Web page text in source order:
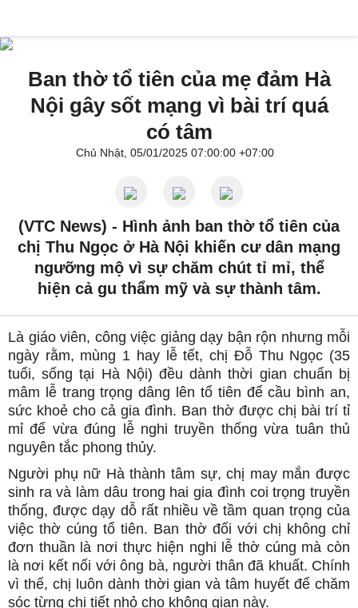
Ban thờ tổ tiên của mẹ đảm Hà
Nội gây sốt mạng vì bài trí quá
có tâm
Chủ Nhật, 05/01/2025 07:00:00 +07:00
(VTC News) - Hình ảnh ban thờ tổ tiên của
chị Thu Ngọc ở Hà Nội khiến cư dân mạng
ngưỡng mộ vì sự chăm chút tỉ mỉ, thể
hiện cả gu thẩm mỹ và sự thành tâm.
Là giáo viên, công việc giảng dạy bận rộn nhưng mỗi
ngày rằm, mùng 1 hay lễ tết, chị Đỗ Thu Ngọc (35
tuổi, sống tại Hà Nội) đều dành thời gian chuẩn bị
mâm lễ trang trọng dâng lên tổ tiên để cầu bình an,
sức khoẻ cho cả gia đình. Ban thờ được chị bài trí tỉ
mỉ để vừa đúng lễ nghi truyền thống vừa tuân thủ
nguyên tắc phong thủy.
Người phụ nữ Hà thành tâm sự, chị may mắn được
sinh ra và làm dâu trong hai gia đình coi trọng truyền
thống, được dạy dỗ rất nhiều về tầm quan trọng của
việc thờ cúng tổ tiên. Ban thờ đối với chị không chỉ
đơn thuần là nơi thực hiện nghi lễ thờ cúng mà còn
là nơi kết nối với ông bà, người thân đã khuất. Chính
vì thế, chị luôn dành thời gian và tâm huyết để chăm
sóc từng chi tiết nhỏ cho không gian này.